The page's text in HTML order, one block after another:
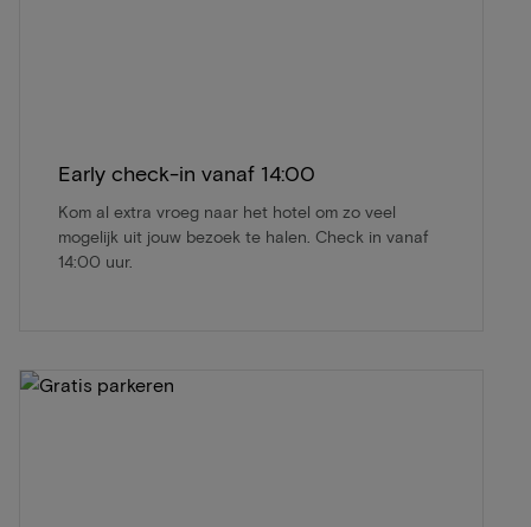
Early check-in vanaf 14:00
Kom al extra vroeg naar het hotel om zo veel
mogelijk uit jouw bezoek te halen. Check in vanaf
14:00 uur.